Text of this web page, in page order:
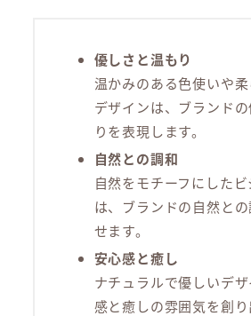
優しさと温もり
温かみのある色使いや
デザインは、ブランド
りを表現します。
自然との調和
自然をモチーフにした
は、ブランドの自然と
せます。
安心感と癒し
ナチュラルで優しいデ
感と癒しの雰囲気を創り